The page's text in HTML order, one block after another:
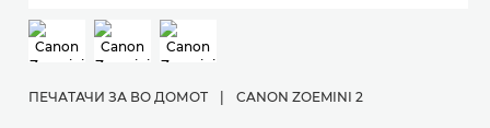
ПЕЧАТАЧИ ЗА ВО ДОМОТ | CANON ZOEMINI 2